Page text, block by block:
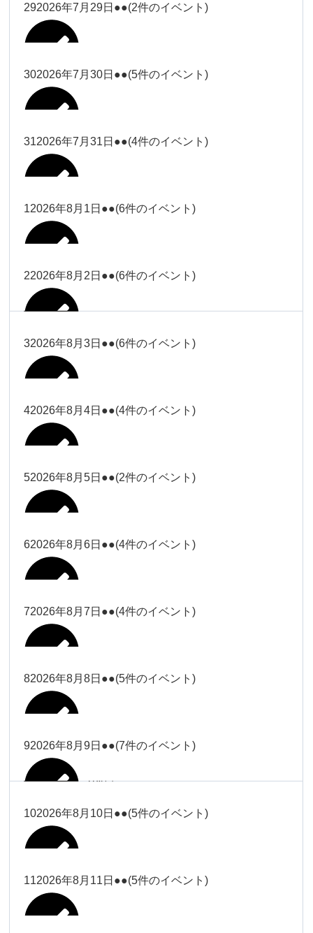
大西
小林
Close Close
小林
2026年7月27日
松本（9時
Close
松本（9時ー18時）
2026年7月27日
関谷（17-
Close
関谷（17-19時）
2026年7月27日
院長
院長
冨田（17
時）
Close Close
2026年7月28日
塩川
Close Close
塩川
2026年7月28日
大西（9時
ー18時）
大西（9時ー18時）
小林
Close
2026年7月28日
Close Close
武井
2026年7月28日
292026年7月29日 ●●(2件のイベント)
冨田
冨田
塩川
Close Close
塩川
2026年7月29日
302026年7月30日 ●●(5件のイベント)
冨田
冨田
塩川（9時
ー18時）
Close Close
塩川（9時ー18時）
2026年7月30日
Close
武井
2026年7月30日
関谷（17-
Close
関谷（17-19時）
2026年7月30日
院長
312026年7月31日 ●●(4件のイベント)
塩川
塩川
松本（9時
ー18時）
Close Close
松本（9時ー18時）
2026年7月31日
Close
武井
2026年7月31日
関谷（17-
Close
関谷（17-19時）
2026年7月31日
12026年8月1日 ●●(6件のイベント)
塩川（9時
Close Close
塩川（9時ー18時）
2026年8月1日
大西
Close Close
2026年8月1日
Close
小林
2026年8月1日
武井
武井
22026年8月2日 ●●(6件のイベント)
大西
大西
Close Close
小林
2026年8月2日
松本
松本
武井(9時ー
18時)
32026年8月3日 ●●(6件のイベント)
大西
大西
小林
Close Close
小林
2026年8月3日
松本（9時
Close
松本（9時ー18時）
2026年8月3日
42026年8月4日 ●●(4件のイベント)
冨田（17
時）
Close Close
2026年8月4日
大西（9時
ー18時）
Close Close
大西（9時ー18時）
2026年8月4日
小林
52026年8月5日 ●●(2件のイベント)
冨田
冨田
塩川
Close Close
塩川
2026年8月5日
62026年8月6日 ●●(4件のイベント)
冨田
冨田
Close Close
塩川
2026年8月6日
72026年8月7日 ●●(4件のイベント)
大西
大西
松本（9時
ー18時）
Close Close
82026年8月8日 ●●(5件のイベント)
大西（9時
Close Close
大西（9時ー18時）
2026年8月8日
92026年8月9日 ●●(7件のイベント)
塩川
塩川
102026年8月10日 ●●(5件のイベント)
小林
112026年8月11日 ●●(5件のイベント)